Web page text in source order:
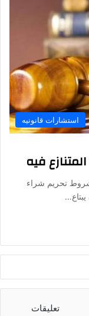
استشارات قانونيه
فيه
تحريم شراء
تعليقات